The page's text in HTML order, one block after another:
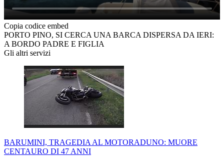
Copia codice embed
PORTO PINO, SI CERCA UNA BARCA DISPERSA DA IERI:
A BORDO PADRE E FIGLIA
Gli altri servizi
BARUMINI, TRAGEDIA AL MOTORADUNO: MUORE
CENTAURO DI 47 ANNI